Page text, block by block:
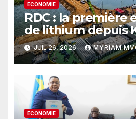
ECONOMIE
RDC : la première
de lithium depuis
marque un
filière minière
JUIL 26, 2026 MYRIAM
ECONOMIE